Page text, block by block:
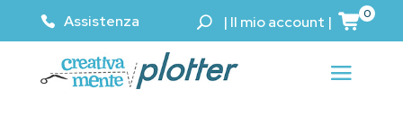
Assistenza | Il mio account | 0